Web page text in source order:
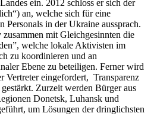
ein. 2012 schloss er sich der
an, welche sich für eine
Personals in der Ukraine aussprach.
mit Gleichgesinnten die
welche lokale Aktivisten im
zu koordinieren und an
Ebene zu beteiligen. Ferner wird
Vertreter eingefordert, Transparenz
Zurzeit werden Bürger aus
Donetsk, Luhansk und
um Lösungen der dringlichsten